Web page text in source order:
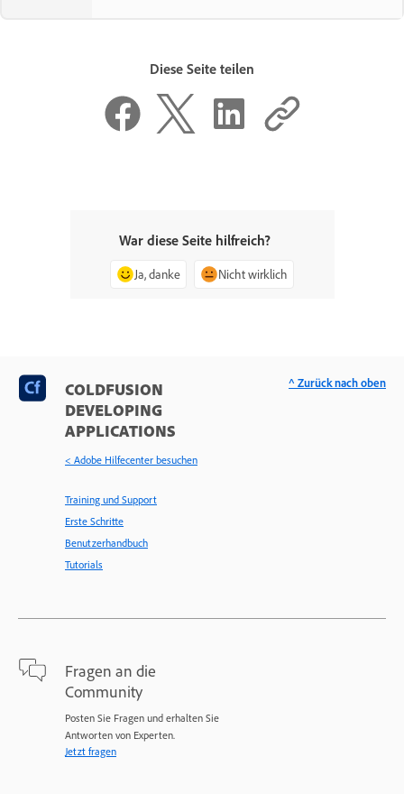
Diese Seite teilen
War diese Seite hilfreich?
Ja, danke Nicht wirklich
COLDFUSION
DEVELOPING
APPLICATIONS
< Adobe Hilfecenter besuchen
Training und Support
Erste Schritte
Benutzerhandbuch
Tutorials
Fragen an die
Community
Posten Sie Fragen und erhalten Sie
Antworten von Experten.
Jetzt fragen
^ Zurück nach oben